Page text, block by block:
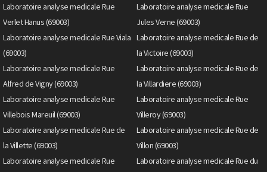
Laboratoire analyse medicale Rue
Verlet Hanus (69003)
Laboratoire analyse medicale Rue
Jules Verne (69003)
Laboratoire analyse medicale Rue Viala
(69003)
Laboratoire analyse medicale Rue de
la Victoire (69003)
Laboratoire analyse medicale Rue
Alfred de Vigny (69003)
Laboratoire analyse medicale Rue de
la Villardiere (69003)
Laboratoire analyse medicale Rue
Villebois Mareuil (69003)
Laboratoire analyse medicale Rue
Villeroy (69003)
Laboratoire analyse medicale Rue de
la Villette (69003)
Laboratoire analyse medicale Rue de
Villon (69003)
Laboratoire analyse medicale Rue
Laboratoire analyse medicale Rue du